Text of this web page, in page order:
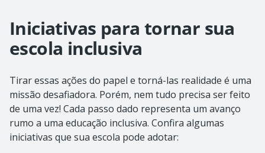
Iniciativas para tornar sua
escola inclusiva
Tirar essas ações do papel e torná-las realidade é uma
missão desafiadora. Porém, nem tudo precisa ser feito
de uma vez! Cada passo dado representa um avanço
rumo a uma educação inclusiva. Confira algumas
iniciativas que sua escola pode adotar: